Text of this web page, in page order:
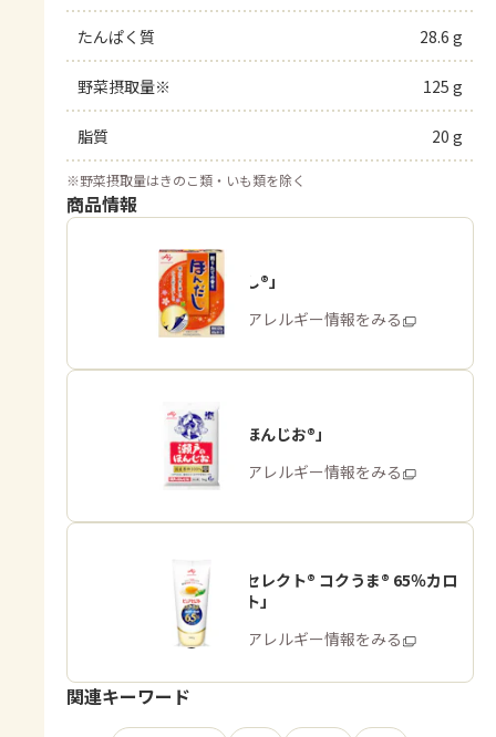
たんぱく質 28.6 g
野菜摂取量※ 125 g
脂質 20 g
※野菜摂取量はきのこ類・いも類を除く
商品情報
「ほんだし®」
商品・アレルギー情報をみる
「瀬戸のほんじお®」
商品・アレルギー情報をみる
「ピュアセレクト® コクうま® 65％カロ
リーカット」
商品・アレルギー情報をみる
関連キーワード